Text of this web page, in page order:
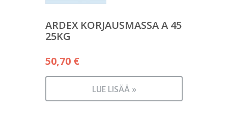
ARDEX KORJAUSMASSA A 45
25KG
50,70 €
LUE LISÄÄ »